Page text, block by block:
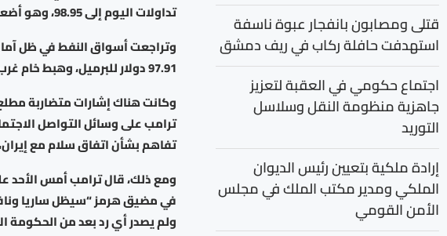
تداولات اليوم إلى 98.95، وهو أضعف مستوى له منذ 18 مايو أيار.
97.91 دولار للبرميل، وهبط خام غرب تكساس الوسيط الأميركي 5.7 % إلى 91.10 دولارا للبرميل.
وكانت هناك إشارات متضاربة
ترامب على وسائل التواصل
تفاهم بشأن اتفاق سلام مع
ومع ذلك، قال ترامب أمس الأحد
في مضيق هرمز “سيظل ساريا
ولم يصدر أي رد بعد من الحكومة
قتلى ومصابون بانفجار عبوة ناسفة
استهدفت حافلة ركاب في ريف دمشق
اجتماع حكومي في العقبة لتعزيز
جاهزية منظومة النقل وسلاسل
التوريد
إرادة ملكية بتعيين رئيس الديوان
الملكي ومدير مكتب الملك في مجلس
الأمن القومي